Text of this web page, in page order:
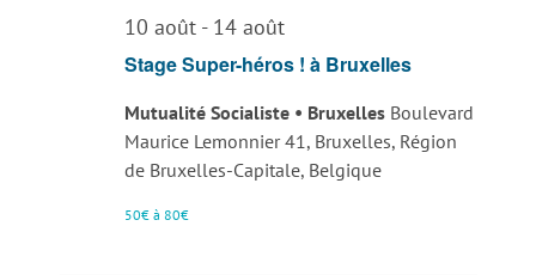
10 août- 14 août
Stage Super-héros ! à Bruxelles
Mutualité Socialiste • Bruxelles Boulevard
Maurice Lemonnier 41, Bruxelles, Région
de Bruxelles-Capitale, Belgique
50€ à 80€